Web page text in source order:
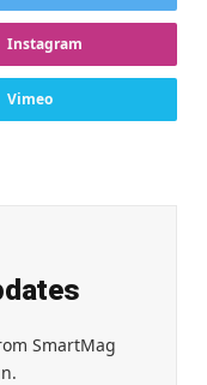
Instagram
Vimeo
SmartMag